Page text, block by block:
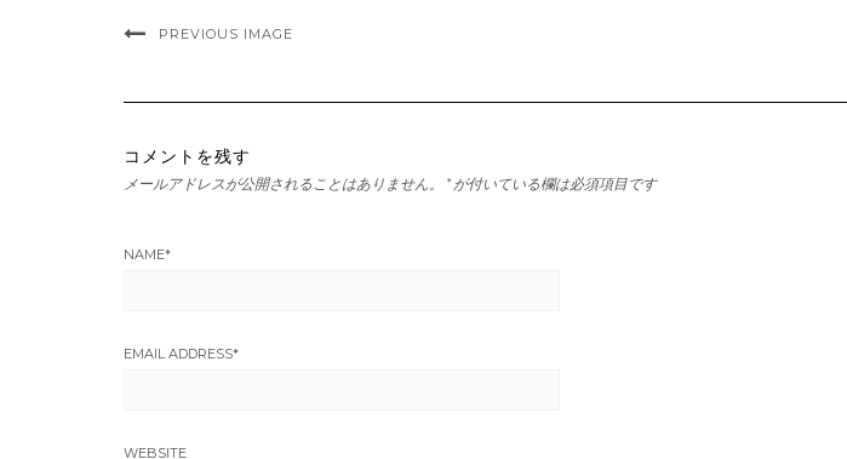
PREVIOUS IMAGE
コメントを残す
メールアドレスが公開されることはありません。 * が付いている欄は必須項目です
NAME*
EMAIL ADDRESS*
WEBSITE